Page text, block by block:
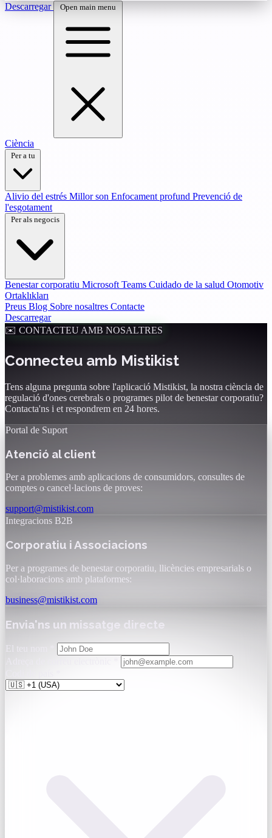
Descarregar
Open main menu
Ciència
Per a tu
Alivio del estrés Millor son Enfocament profund Prevenció de
l'esgotament
Per als negocis
Benestar corporatiu Microsoft Teams Cuidado de la salud Otomotiv
Ortaklıkları
Preus Blog Sobre nosaltres Contacte
Descarregar
✉️ CONTACTEU AMB NOSALTRES
Connecteu amb Mistikist
Tens alguna pregunta sobre l'aplicació Mistikist, la nostra ciència de
regulació d'ones cerebrals o programes pilot de benestar corporatiu?
Contacta'ns i et respondrem en 24 hores.
Portal de Suport
Atenció al client
Per a problemes amb aplicacions de consumidors, consultes de
comptes o cancel·lacions de proves:
support@mistikist.com
Integracions B2B
Corporatiu i Associacions
Per a programes de benestar corporatiu, llicències empresarials o
col·laboracions amb plataformes:
business@mistikist.com
Envia'ns un missatge directe
El teu nom